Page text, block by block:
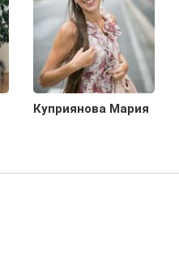
Куприянова Мария